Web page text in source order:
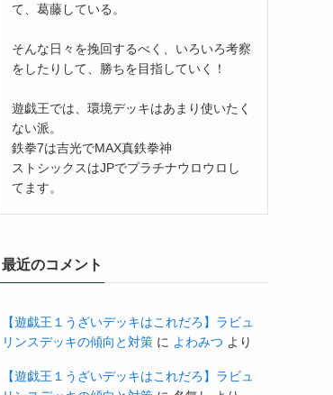
て、葛藤している。
そんな日々を挽回するべく、いろいろ考察
をしたりして、勝ちを目指していく！
遊戯王では、環境デッキはあまり使いたく
ない派。
鉄拳7は吉光でMAX真鉄拳神
ストシックスはJPでプラチナウロウロし
てます。
最近のコメント
【遊戯王１うざいデッキはこれだろ】ラビュ
リンスデッキの傾向と対策 に よわみつ より
【遊戯王１うざいデッキはこれだろ】ラビュ